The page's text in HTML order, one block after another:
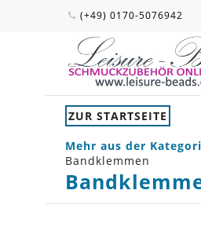
(+49) 0170-5076942
ZUR STARTSEITE
Mehr aus der
Bandklemmen